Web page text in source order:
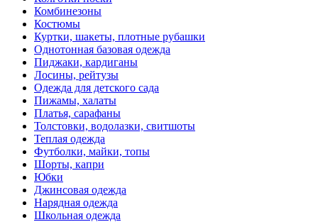
Комбинезоны
Костюмы
Куртки, шакеты, плотные рубашки
Однотонная базовая одежда
Пиджаки, кардиганы
Лосины, рейтузы
Одежда для детского сада
Пижамы, халаты
Платья, сарафаны
Толстовки, водолазки, свитшоты
Теплая одежда
Футболки, майки, топы
Шорты, капри
Юбки
Джинсовая одежда
Нарядная одежда
Школьная одежда